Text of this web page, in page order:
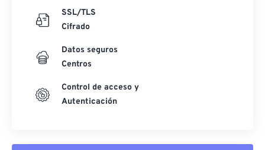
SSL/TLS
Cifrado
Datos seguros
Centros
Control de acceso y
Autenticación